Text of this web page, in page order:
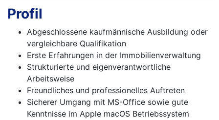
Profil
Abgeschlossene kaufmännische Ausbildung oder
vergleichbare Qualifikation
Erste Erfahrungen in der Immobilienverwaltung
Strukturierte und eigenverantwortliche
Arbeitsweise
Freundliches und professionelles Auftreten
Sicherer Umgang mit MS-Office sowie gute
Kenntnisse im Apple macOS Betriebssystem